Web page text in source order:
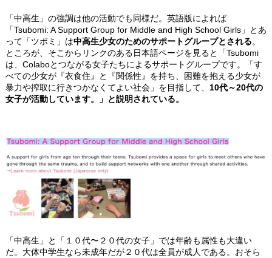
「中高生」の強調は他の活動でも同様だ。英語版によれば
「Tsubomi: A Support Group for Middle and High School Girls」とあ
って「ツボミ」は中高生少女のためのサポートグループとされる。
ところが、そこからリンクのある日本語ページを見ると「Tsubomi
は、Colaboとつながる女子たちによるサポートグループです。「す
べての少女が『衣食住』と『関係性』を持ち、困難を抱える少女が
暴力や搾取に行きつかなくてよい社会」を目指して、 10代～20代の
女子が活動しています。」と説明されている。
「中高生」と「１０代〜２０代の女子」では年齢も属性も大違い
だ。大体中学生なら未成年だが２０代は全員が成人である。おそら